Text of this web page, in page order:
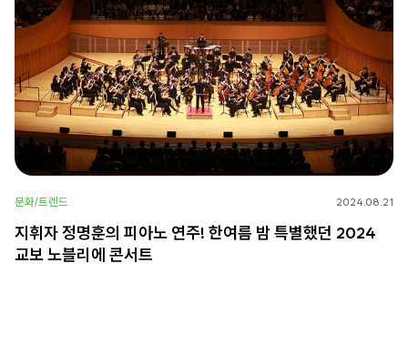
문화/트렌드 2024.08.21
지휘자 정명훈의 피아노 연주! 한여름 밤 특별했던 2024
교보 노블리에 콘서트